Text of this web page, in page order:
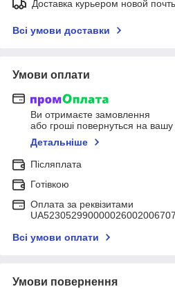
Доставка курьером новой
Всі умови доставки
Умови оплати
Ви отримаєте замовлення
або гроші повернуться на вашу
Детальніше
Післяплата
Готівкою
Оплата за реквізитами
Всі умови оплати
Умови повернення